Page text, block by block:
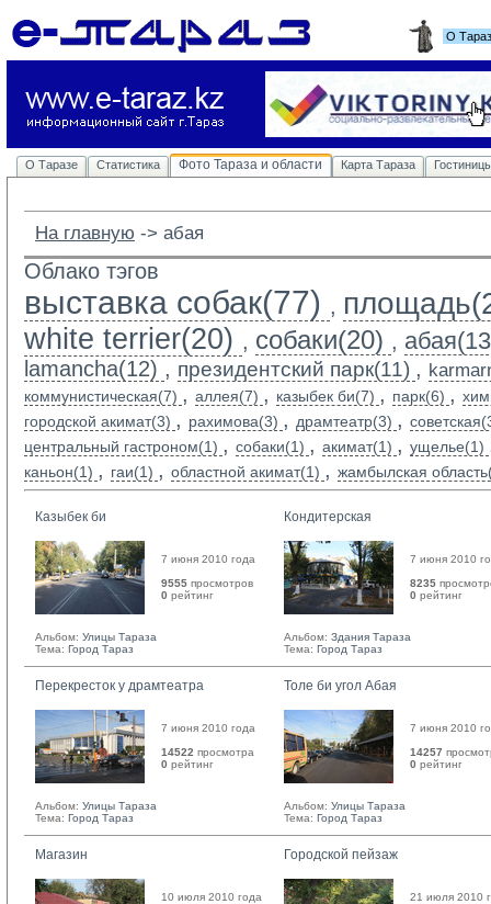
О
О Таразе Статистика Фото Тараза и области Карта Тараза
На главную -> абая
Облако тэгов
выставка собак(77) ,
white terrier(20) , собаки(20) ,
lamancha(12) , президентский парк(11) ,
коммунистическая(7) , аллея(7) , казыбек би(7) , парк(6) ,
городской акимат(3) , рахимова(3) , драмтеатр(3) ,
центральный гастроном(1) , собаки(1) , акимат(1) , ущелье(1)
каньон(1) , гаи(1) , областной акимат(1) , жамбылская
Казыбек би
7 июня 2010 года
9555 просмотров
0 рейтинг
Альбом: Улицы Тараза
Тема: Город Тараз
Кондитерская
7 июня 2010
8235
0 рейтинг
Альбом: Здания Тараза
Тема: Город Тараз
Перекресток у драмтеатра
7 июня 2010 года
14522 просмотра
0 рейтинг
Альбом: Улицы Тараза
Тема: Город Тараз
Толе би угол Абая
7 июня 2010
14257
0 рейтинг
Альбом: Улицы Тараза
Тема: Город Тараз
Магазин
10 июля 2010 года
Городской пейзаж
21 июля 2010